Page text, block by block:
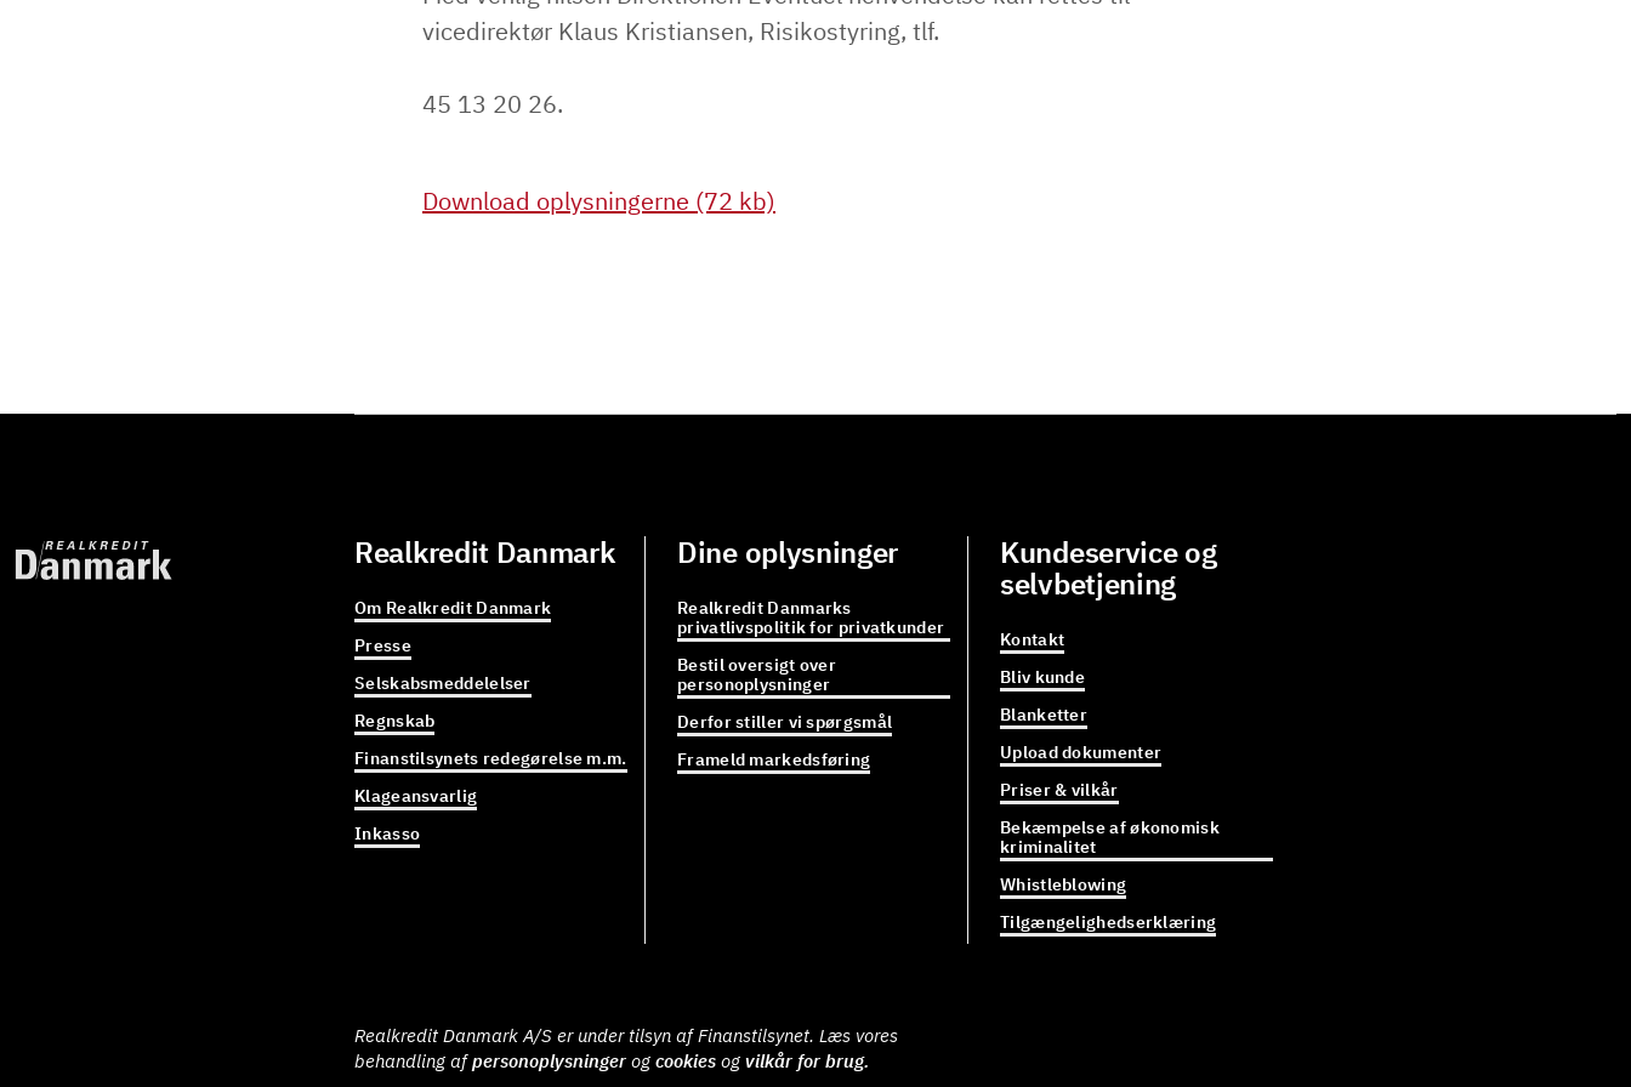
vicedirektør Klaus Kristiansen, Risikostyring, tlf.
45 13 20 26.
Download oplysningerne (72 kb)
Realkredit Danmark
Om Realkredit Danmark
Presse
Selskabsmeddelelser
Regnskab
Finanstilsynets redegørelse m.m.
Klageansvarlig
Inkasso
Dine oplysninger
Realkredit Danmarks
privatlivspolitik for privatkunder
Bestil oversigt over
personoplysninger
Derfor stiller vi spørgsmål
Frameld markedsføring
Kundeservice og
selvbetjening
Kontakt
Bliv kunde
Blanketter
Upload dokumenter
Priser & vilkår
Bekæmpelse af økonomisk
kriminalitet
Whistleblowing
Tilgængelighedserklæring
Realkredit Danmark A/S er under tilsyn af Finanstilsynet. Læs vores
behandling afpersonoplysninger og cookies og vilkår for brug.